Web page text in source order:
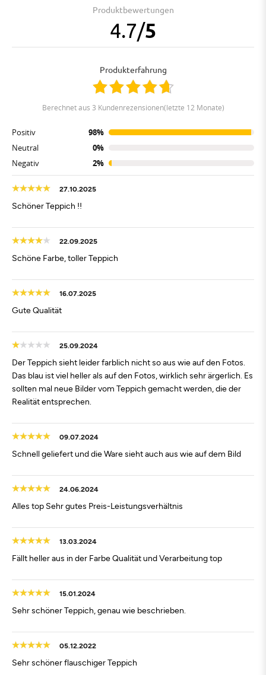
Produktbewertungen
4.7/5
Produkterfahrung
berechnet aus 3 Kundenrezensionen(letzte 12 Monate)
Positiv
98%
Neutral
0%
Negativ
2%
27.10.2025
Schöner Teppich !!
22.09.2025
Schöne Farbe, toller Teppich
16.07.2025
Gute Qualität
25.09.2024
Der Teppich sieht leider farblich nicht so aus wie auf den Fotos.
Das blau ist viel heller als auf den Fotos, wirklich sehr ärgerlich. Es
sollten mal neue Bilder vom Teppich gemacht werden, die der
Realität entsprechen.
09.07.2024
Schnell geliefert und die Ware sieht auch aus wie auf dem Bild
24.06.2024
Alles top Sehr gutes Preis-Leistungsverhältnis
13.03.2024
Fällt heller aus in der Farbe Qualität und Verarbeitung top
15.01.2024
Sehr schöner Teppich, genau wie beschrieben.
05.12.2022
Sehr schöner flauschiger Teppich